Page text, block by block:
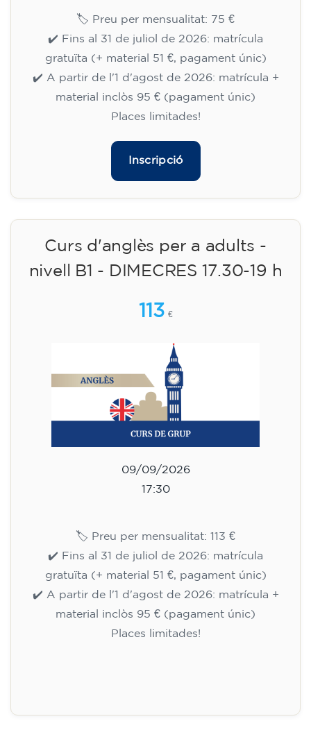
de 13 a 16 anys - nivell A2 -
DIMECRES 18-19.30 h
113 €
09/09/2026
18:00
✔️ Fins al 31 de juliol de 2026: matrícula
gratuïta (+ material 51 €, pagament únic)
✔️ A partir de l'1 d'agost de 2026: matrícula +
material inclòs 95 € (pagament únic)
Places limitades!
Inscripció
Curs d'anglès per a nens de 10 a
13 anys - nivell A1 - DIJOUS
17.30-18.30 h
75